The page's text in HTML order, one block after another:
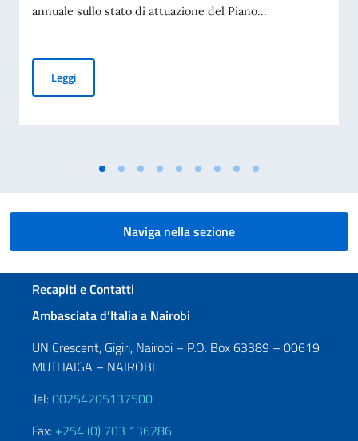
annuale sullo stato di attuazione del Piano...
LeggiPiano Mattei per l’Africa, trasmessa al Parlamento la
Naviga nella sezione
Sezione footer
Recapiti e Contatti
Ambasciata d’Italia a Nairobi
UN Crescent, Gigiri, Nairobi – P.O. Box 63389 – 00619
MUTHAIGA – NAIROBI
Tel:00254205137500
Fax: +254 (0) 703 136286